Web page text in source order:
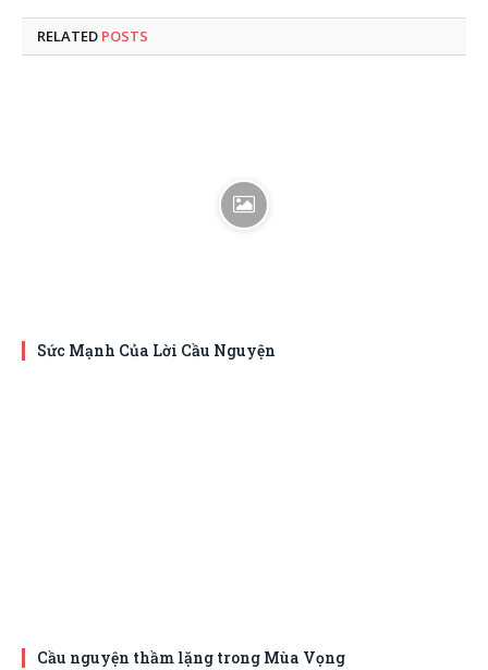
RELATED POSTS
Sức Mạnh Của Lời Cầu Nguyện
Cầu nguyện thầm lặng trong Mùa Vọng